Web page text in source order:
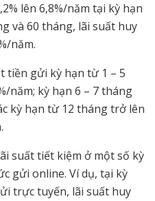
lên 6,8%/năm tại kỳ hạn
và 60 tháng, lãi suất huy
năm.
tiền gửi kỳ hạn từ 1 – 5
năm; kỳ hạn 6 – 7 tháng
kỳ hạn từ 12 tháng trở lên
suất tiết kiệm ở một số kỳ
gửi online. Ví dụ, tại kỳ
trực tuyến, lãi suất huy